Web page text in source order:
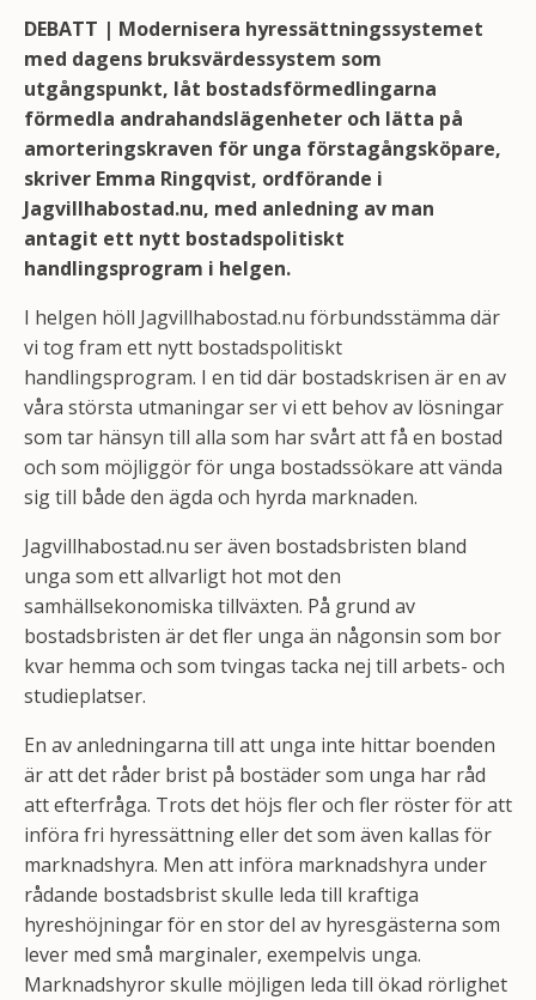
DEBATT | Modernisera hyressättningssystemet
med dagens bruksvärdessystem som
utgångspunkt, låt bostadsförmedlingarna
förmedla andrahandslägenheter och lätta på
amorteringskraven för unga förstagångsköpare,
skriver Emma Ringqvist, ordförande i
Jagvillhabostad.nu, med anledning av man
antagit ett nytt bostadspolitiskt
handlingsprogram i helgen.
I helgen höll Jagvillhabostad.nu förbundsstämma där
vi tog fram ett nytt bostadspolitiskt
handlingsprogram. I en tid där bostadskrisen är en av
våra största utmaningar ser vi ett behov av lösningar
som tar hänsyn till alla som har svårt att få en bostad
och som möjliggör för unga bostadssökare att vända
sig till både den ägda och hyrda marknaden.
Jagvillhabostad.nu ser även bostadsbristen bland
unga som ett allvarligt hot mot den
samhällsekonomiska tillväxten. På grund av
bostadsbristen är det fler unga än någonsin som bor
kvar hemma och som tvingas tacka nej till arbets- och
studieplatser.
En av anledningarna till att unga inte hittar boenden
är att det råder brist på bostäder som unga har råd
att efterfråga. Trots det höjs fler och fler röster för att
införa fri hyressättning eller det som även kallas för
marknadshyra. Men att införa marknadshyra under
rådande bostadsbrist skulle leda till kraftiga
hyreshöjningar för en stor del av hyresgästerna som
lever med små marginaler, exempelvis unga.
Marknadshyror skulle möjligen leda till ökad rörlighet